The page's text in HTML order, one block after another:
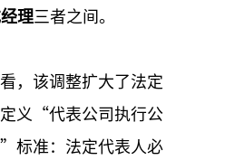
理三者之间。
，该调整扩大了法定
义“代表公司执行公
标准：法定代表人必